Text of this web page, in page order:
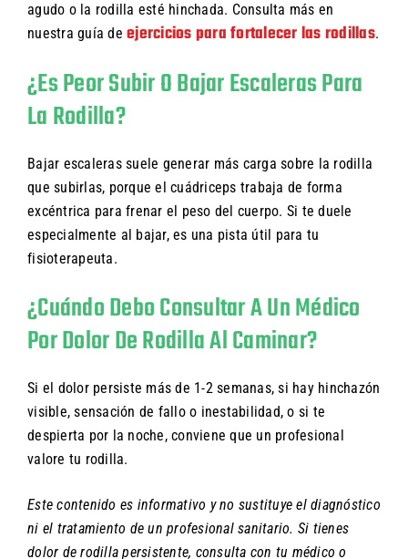
agudo o la rodilla esté hinchada. Consulta más en
nuestra guía de ejercicios para fortalecer las rodillas.
¿Es Peor Subir O Bajar Escaleras Para
La Rodilla?
Bajar escaleras suele generar más carga sobre la rodilla
que subirlas, porque el cuádriceps trabaja de forma
excéntrica para frenar el peso del cuerpo. Si te duele
especialmente al bajar, es una pista útil para tu
fisioterapeuta.
¿Cuándo Debo Consultar A Un Médico
Por Dolor De Rodilla Al Caminar?
Si el dolor persiste más de 1-2 semanas, si hay hinchazón
visible, sensación de fallo o inestabilidad, o si te
despierta por la noche, conviene que un profesional
valore tu rodilla.
Este contenido es informativo y no sustituye el diagnóstico
ni el tratamiento de un profesional sanitario. Si tienes
dolor de rodilla persistente, consulta con tu médico o